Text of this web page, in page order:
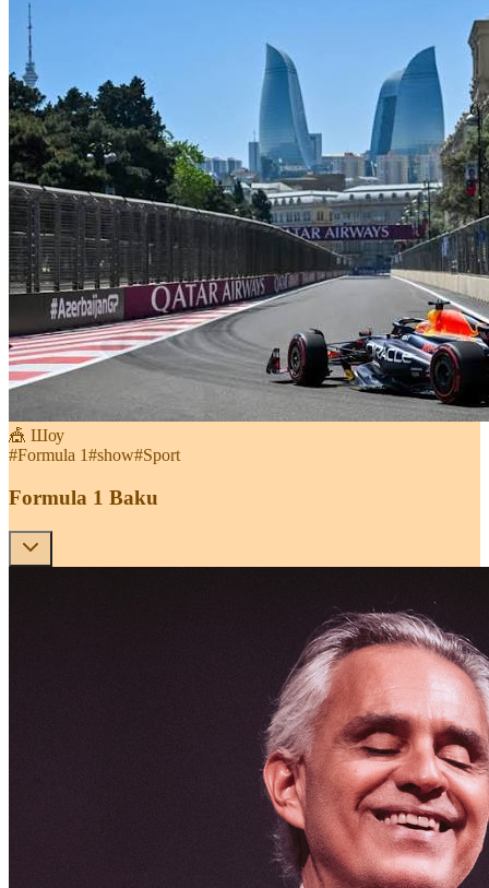
🎪 Шоу
#Formula 1#show#Sport
Formula 1 Baku